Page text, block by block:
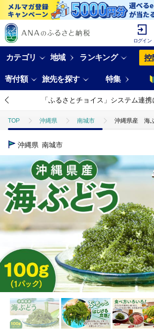
ログイン
カテゴリ 地域 ランキング 控
寄付額 旅先を探す 特集
「ふるさとチョイス」システム連
TOP 沖縄県 南城市 沖縄県産 海
TOP
沖縄県 南城市